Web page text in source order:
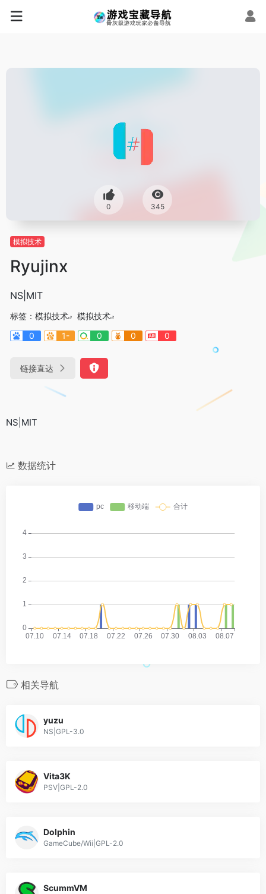
0 345
模拟技术
Ryujinx
NS|MIT
标签： 模拟技术
模拟技术
0
1- 0 0 0
链接直达
NS|MIT
数据统计
相关导航
yuzu
NS|GPL-3.0
Vita3K
PSV|GPL-2.0
Dolphin
GameCube/Wii|GPL-2.0
ScummVM